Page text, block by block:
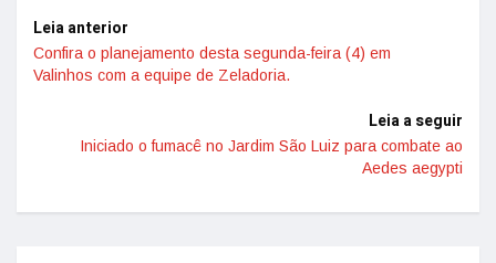
Leia anterior
Confira o planejamento desta segunda-feira (4) em
Valinhos com a equipe de Zeladoria.
Leia a seguir
Iniciado o fumacê no Jardim São Luiz para combate ao
Aedes aegypti